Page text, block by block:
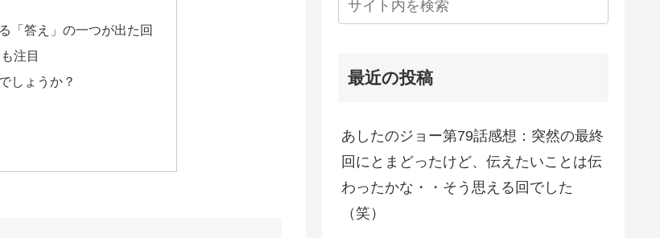
「答え」の一つが出た回
注目
しょうか？
最近の投稿
あしたのジョー第79話感想：突然の最終
回にとまどったけど、伝えたいことは伝
わったかな・・そう思える回でした
（笑）